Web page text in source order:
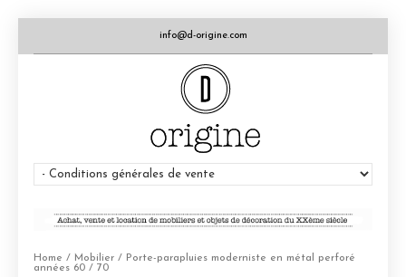
info@d-origine.com
Home / Mobilier / Porte-parapluies moderniste en métal perforé
années 60 / 70